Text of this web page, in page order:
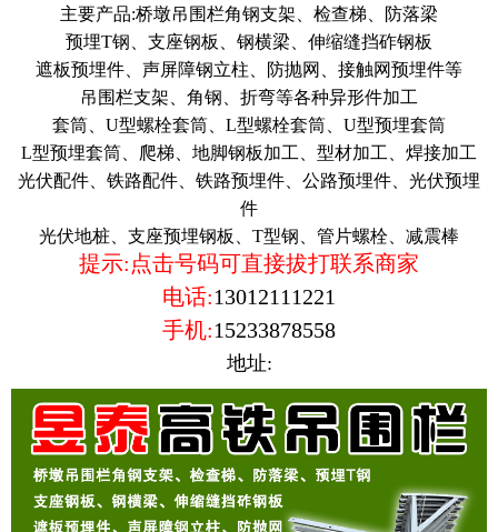
主要产品:桥墩吊围栏角钢支架、检查梯、防落梁
预埋T钢、支座钢板、钢横梁、伸缩缝挡砟钢板
遮板预埋件、声屏障钢立柱、防抛网、接触网预埋件等
吊围栏支架、角钢、折弯等各种异形件加工
套筒、U型螺栓套筒、L型螺栓套筒、U型预埋套筒
L型预埋套筒、爬梯、地脚钢板加工、型材加工、焊接加工
光伏配件、铁路配件、铁路预埋件、公路预埋件、光伏预埋
件
光伏地桩、支座预埋钢板、T型钢、管片螺栓、减震棒
提示:点击号码可直接拔打联系商家
电话:13012111221
手机:15233878558
地址: